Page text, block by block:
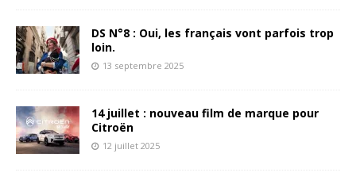
DS N°8 : Oui, les français vont parfois trop
loin.
13 septembre 2025
14 juillet : nouveau film de marque pour
Citroën
12 juillet 2025